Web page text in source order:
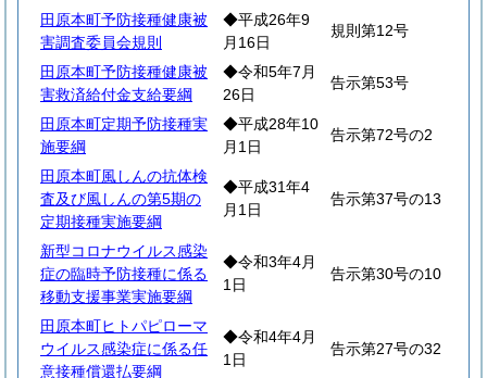
田原本町予防接種健康被
害調査委員会規則
◆平成26年9
月16日
規則第12号
田原本町予防接種健康被
害救済給付金支給要綱
◆令和5年7月
26日
告示第53号
田原本町定期予防接種実
施要綱
◆平成28年10
月1日
告示第72号の2
田原本町風しんの抗体検
査及び風しんの第5期の
定期接種実施要綱
◆平成31年4
月1日
告示第37号の13
新型コロナウイルス感染
症の臨時予防接種に係る
移動支援事業実施要綱
◆令和3年4月
1日
告示第30号の10
田原本町ヒトパピローマ
ウイルス感染症に係る任
意接種償還払要綱
◆令和4年4月
1日
告示第27号の32